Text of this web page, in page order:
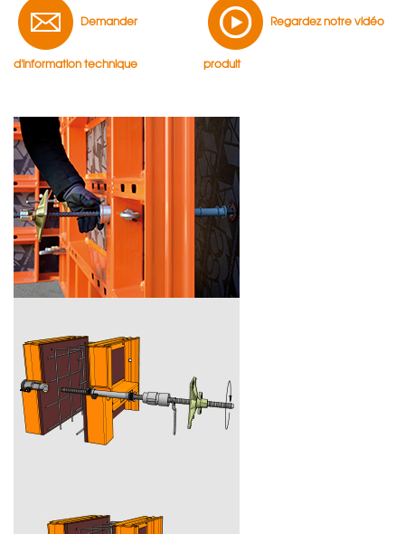
Demander
d'information technique
Regardez notre vidéo
produit